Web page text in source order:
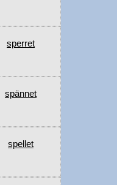
sperret
spännet
spellet